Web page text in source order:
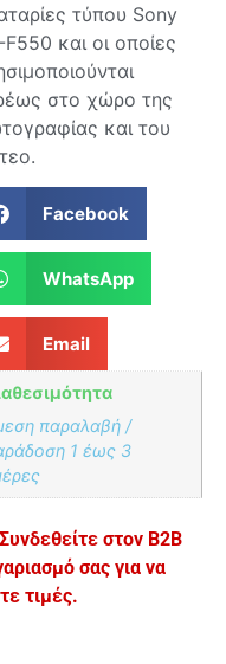
τύπου Sony
F550 και οι οποίες
στο χώρο της
και του
Facebook
WhatsApp
Email
παραλαβή /
1 έως 3
Συνδεθείτε στον B2B
σας για να
τιμές.